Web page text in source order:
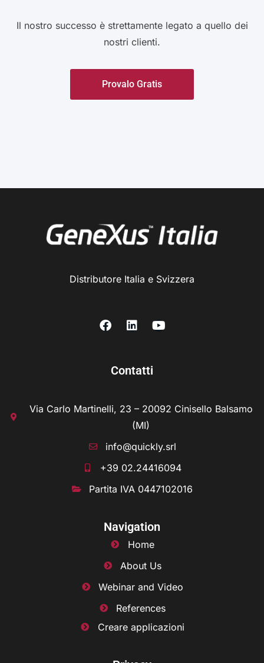
Il nostro successo è strettamente legato a quello dei
nostri clienti.
Provalo Gratis
Distributore Italia e Svizzera
Contatti
Via Carlo Martinelli, 23 – 20092 Cinisello Balsamo
(MI)
info@quickly.srl
+39 02.24416094
Partita IVA 0447102016
Navigation
Home
About Us
Webinar and Video
References
Creare applicazioni